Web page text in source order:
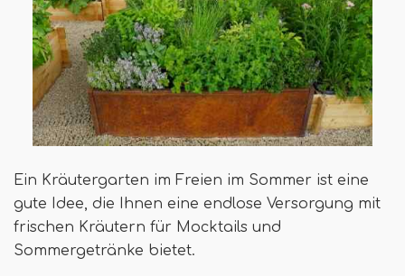
Ein Kräutergarten im Freien im Sommer ist eine
gute Idee, die Ihnen eine endlose Versorgung mit
frischen Kräutern für Mocktails und
Sommergetränke bietet.